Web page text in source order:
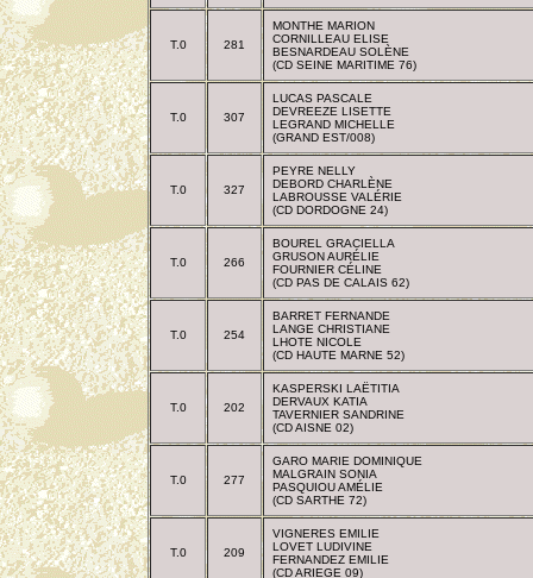
T.0 281
MONTHE MARION
CORNILLEAU ELISE
BESNARDEAU SOLÈNE
(CD SEINE MARITIME 76)
T.0 307
LUCAS PASCALE
DEVREEZE LISETTE
LEGRAND MICHELLE
(GRAND EST/008)
T.0 327
PEYRE NELLY
DEBORD CHARLÈNE
LABROUSSE VALÉRIE
(CD DORDOGNE 24)
T.0 266
BOUREL GRACIELLA
GRUSON AURÉLIE
FOURNIER CÉLINE
(CD PAS DE CALAIS 62)
T.0 254
BARRET FERNANDE
LANGE CHRISTIANE
LHOTE NICOLE
(CD HAUTE MARNE 52)
T.0 202
KASPERSKI LAËTITIA
DERVAUX KATIA
TAVERNIER SANDRINE
(CD AISNE 02)
T.0 277
GARO MARIE DOMINIQUE
MALGRAIN SONIA
PASQUIOU AMÉLIE
(CD SARTHE 72)
T.0 209
VIGNERES EMILIE
LOVET LUDIVINE
FERNANDEZ EMILIE
(CD ARIEGE 09)